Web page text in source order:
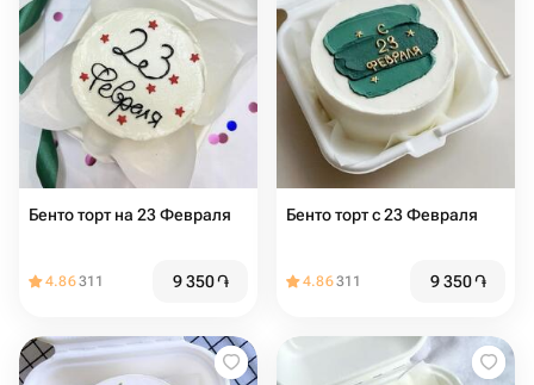
Бенто торт на 23 Февраля
4.86311 9 350֏
Бенто торт с 23 Февраля
4.86311 9 350֏